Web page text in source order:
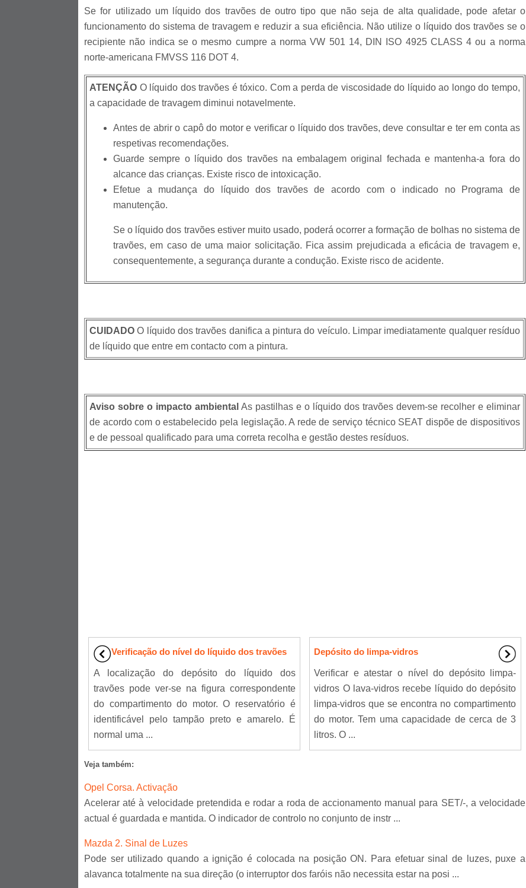
Se for utilizado um líquido dos travões de outro tipo que não seja de alta qualidade, pode afetar o
funcionamento do sistema de travagem e reduzir a sua eficiência. Não utilize o líquido dos travões se o
recipiente não indica se o mesmo cumpre a norma VW 501 14, DIN ISO 4925 CLASS 4 ou a norma
norte-americana FMVSS 116 DOT 4.
ATENÇÃO O líquido dos travões é tóxico. Com a perda de viscosidade do líquido ao longo do tempo,
a capacidade de travagem diminui notavelmente.
Antes de abrir o capô do motor e verificar o líquido dos travões, deve consultar e ter em conta as
respetivas recomendações.
Guarde sempre o líquido dos travões na embalagem original fechada e mantenha-a fora do
alcance das crianças. Existe risco de intoxicação.
Efetue a mudança do líquido dos travões de acordo com o indicado no Programa de
manutenção.
Se o líquido dos travões estiver muito usado, poderá ocorrer a formação de bolhas no sistema de
travões, em caso de uma maior solicitação. Fica assim prejudicada a eficácia de travagem e,
consequentemente, a segurança durante a condução. Existe risco de acidente.
CUIDADO O líquido dos travões danifica a pintura do veículo. Limpar imediatamente qualquer resíduo
de líquido que entre em contacto com a pintura.
Aviso sobre o impacto ambiental As pastilhas e o líquido dos travões devem-se recolher e eliminar
de acordo com o estabelecido pela legislação. A rede de serviço técnico SEAT dispõe de dispositivos
e de pessoal qualificado para uma correta recolha e gestão destes resíduos.
Verificação do nível do líquido dos travões
A localização do depósito do líquido dos
travões pode ver-se na figura correspondente
do compartimento do motor. O reservatório é
identificável pelo tampão preto e amarelo. É
normal uma ...
Depósito do limpa-vidros
Verificar e atestar o nível do depósito limpa-
vidros O lava-vidros recebe líquido do depósito
limpa-vidros que se encontra no compartimento
do motor. Tem uma capacidade de cerca de 3
litros. O ...
Veja também:
Opel Corsa. Activação
Acelerar até à velocidade pretendida e rodar a roda de accionamento manual para SET/-, a velocidade
actual é guardada e mantida. O indicador de controlo no conjunto de instr ...
Mazda 2. Sinal de Luzes
Pode ser utilizado quando a ignição é colocada na posição ON. Para efetuar sinal de luzes, puxe a
alavanca totalmente na sua direção (o interruptor dos faróis não necessita estar na posi ...